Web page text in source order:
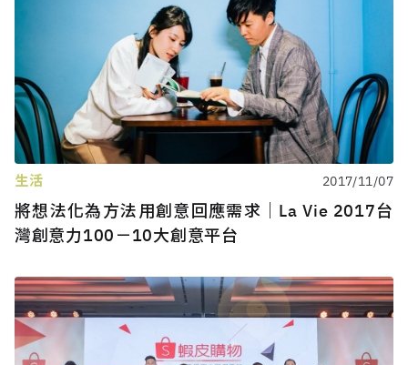
生活 2017/11/07
將想法化為方法用創意回應需求｜La Vie 2017台
灣創意力100－10大創意平台